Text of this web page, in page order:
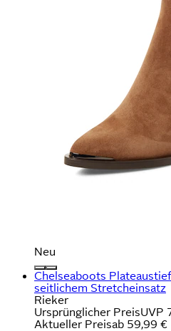
Neu
Chelseaboots
seitlichem Stretcheinsatz
Rieker
Ursprünglicher PreisUVP
Aktueller Preisab 59,99 €